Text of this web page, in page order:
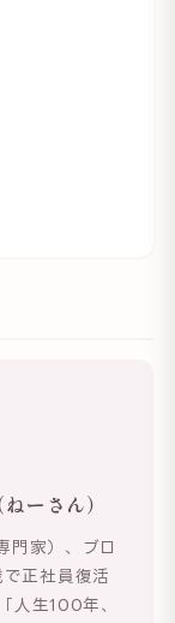
ーさん）
門家）、ブロ
正社員復活
人生100年、